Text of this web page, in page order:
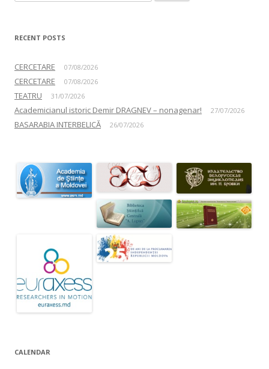
RECENT POSTS
CERCETARE 07/08/2026
CERCETARE 07/08/2026
TEATRU 31/07/2026
Academicianul istoric Demir DRAGNEV – nonagenar! 27/07/2026
BASARABIA INTERBELICĂ 26/07/2026
CALENDAR